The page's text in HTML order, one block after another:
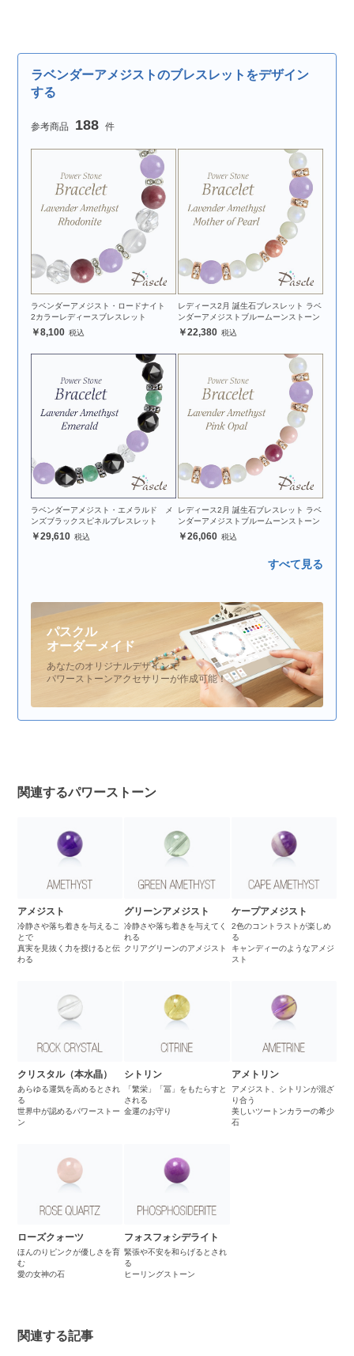
ラベンダーアメジストのブレスレットをデザイン
する
188
ラベンダーアメジスト・ロードナイト
2カラーレディースブレスレット
8,100
レディース2月 誕生石ブレスレット ラベ
ンダーアメジストブルームーンストーン
22,380
ラベンダーアメジスト・エメラルド メ
ンズブラックスピネルブレスレット
29,610
レディース2月 誕生石ブレスレット ラベ
ンダーアメジストブルームーンストーン
26,060
すべて見る
パスクル
オーダーメイド
あなたのオリジナルデザインで
パワーストーンアクセサリーが作成可能！
関連するパワーストーン
アメジスト
冷静さや落ち着きを与えるこ
とで
真実を見抜く力を授けると伝
わる
グリーンアメジスト
冷静さや落ち着きを与えてく
れる
クリアグリーンのアメジスト
ケープアメジスト
2色のコントラストが楽しめ
る
キャンディーのようなアメジ
スト
クリスタル（本水晶）
あらゆる運気を高めるとされ
る
世界中が認めるパワーストー
ン
シトリン
「繁栄」「冨」をもたらすと
される
金運のお守り
アメトリン
アメジスト、シトリンが混ざ
り合う
美しいツートンカラーの希少
石
ローズクォーツ
ほんのりピンクが優しさを育
む
愛の女神の石
フォスフォシデライト
緊張や不安を和らげるとされ
る
ヒーリングストーン
関連する記事